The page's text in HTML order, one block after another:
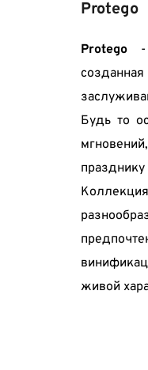
Protego
Protego -
Будь то
празднику
живой